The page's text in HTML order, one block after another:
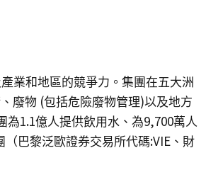
業和地區的競爭力。集團在五大洲
廢物 (包括危險廢物管理)以及地方
為1.1億人提供飲用水、為9,700萬人
（巴黎泛歐證券交易所代碼:VIE 、財